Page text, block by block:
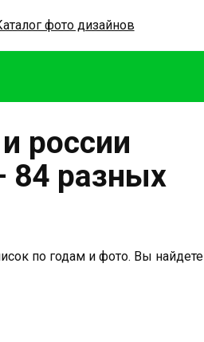
россии
84 разных
по годам и фото. Вы найдете